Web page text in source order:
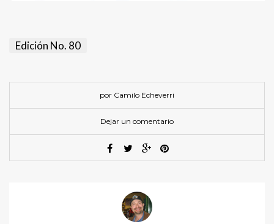
Edición No. 80
por Camilo Echeverri
Dejar un comentario